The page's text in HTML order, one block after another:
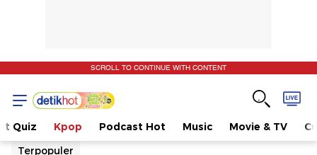
SCROLL TO CONTINUE WITH CONTENT
Quiz Kpop Podcast Hot Music Movie & TV
Terpopuler